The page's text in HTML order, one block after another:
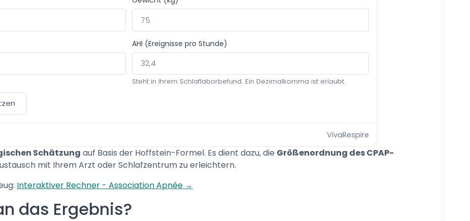
AHI (Ereignisse pro Stunde)
Steht in Ihrem Schlaflaborbefund. Ein Dezimalkomma ist erlaubt.
VivaRespire
Schätzung auf Basis der Hoffstein-Formel. Es dient dazu, die Größenordnung des CPAP-
mit Ihrem Arzt oder Schlafzentrum zu erleichtern.
Interaktiver Rechner - Association Apnée →
das Ergebnis?